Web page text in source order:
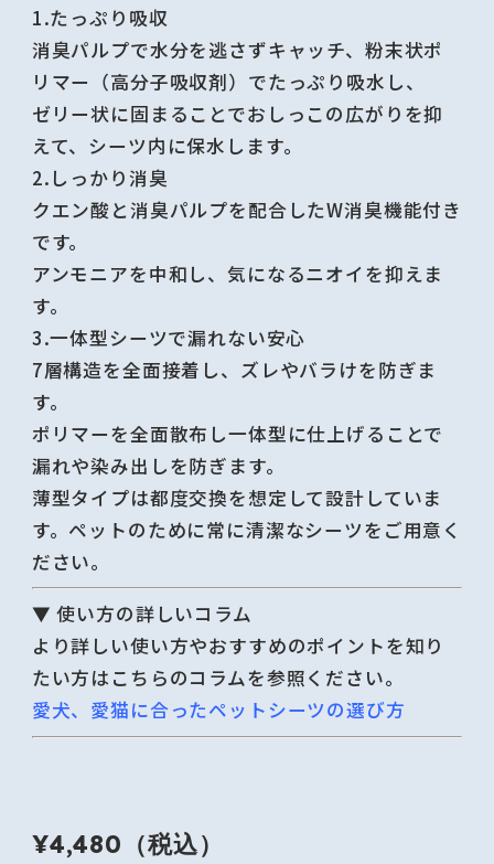
¥4,480（税込）
1.たっぷり吸収
消臭パルプで水分を逃さずキャッチ、粉末状ポ
リマー（高分子吸収剤）でたっぷり吸水し、
ゼリー状に固まることでおしっこの広がりを抑
えて、シーツ内に保水します。
2.しっかり消臭
クエン酸と消臭パルプを配合したW消臭機能付き
です。
アンモニアを中和し、気になるニオイを抑えま
す。
3.一体型シーツで漏れない安心
7層構造を全面接着し、ズレやバラけを防ぎま
す。
ポリマーを全面散布し一体型に仕上げることで
漏れや染み出しを防ぎます。
薄型タイプは都度交換を想定して設計していま
す。ペットのために常に清潔なシーツをご用意く
ださい。
▼ 使い方の詳しいコラム
より詳しい使い方やおすすめのポイントを知り
たい方はこちらのコラムを参照ください。
愛犬、愛猫に合ったペットシーツの選び方